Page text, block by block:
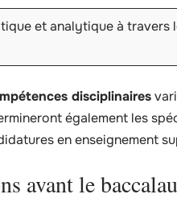
et analytique à travers
disciplinaires
également les
en enseignement
avant le